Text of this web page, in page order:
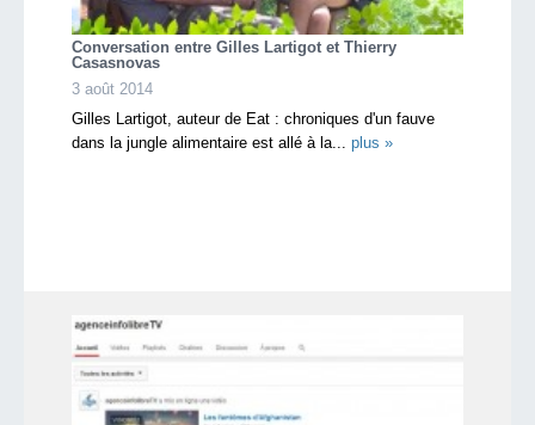
Conversation entre Gilles Lartigot et Thierry
Casasnovas
3 août 2014
Gilles Lartigot, auteur de Eat : chroniques d'un fauve
dans la jungle alimentaire est allé à la... plus »